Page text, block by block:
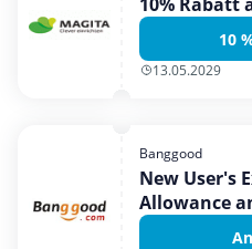
10
13.05.2029
Banggood
New User's
Allowance